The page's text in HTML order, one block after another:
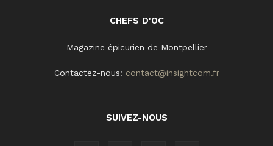
CHEFS D'OC
Magazine épicurien de Montpellier
Contactez-nous: contact@insightcom.fr
SUIVEZ-NOUS